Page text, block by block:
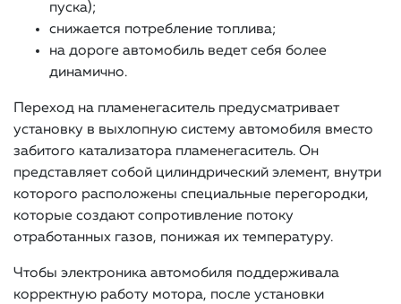
пуска);
снижается потребление топлива;
на дороге автомобиль ведет себя более
динамично.
Переход на пламенегаситель предусматривает
установку в выхлопную систему автомобиля вместо
забитого катализатора пламенегаситель. Он
представляет собой цилиндрический элемент, внутри
которого расположены специальные перегородки,
которые создают сопротивление потоку
отработанных газов, понижая их температуру.
Чтобы электроника автомобиля поддерживала
корректную работу мотора, после установки